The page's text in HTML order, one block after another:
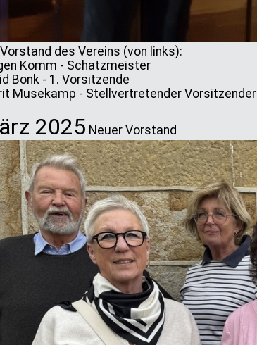
des Vereins (von links):
Komm - Schatzmeister
Bonk - 1. Vorsitzende
Musekamp - Stellvertretender Vorsitzender
2025 Neuer Vorstand